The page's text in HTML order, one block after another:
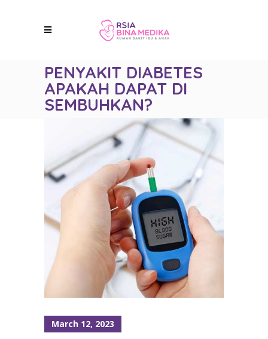
PENYAKIT DIABETES
APAKAH DAPAT DI
SEMBUHKAN?
March 12, 2023